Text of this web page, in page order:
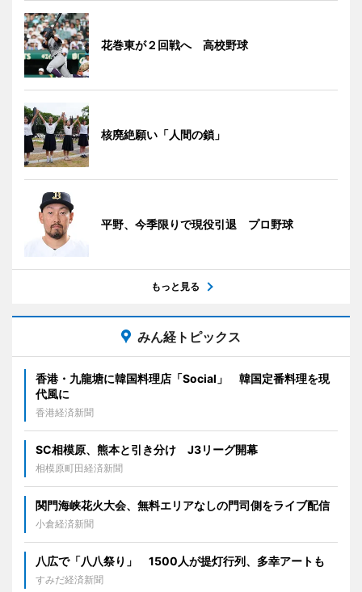
花巻東が２回戦へ 高校野球
核廃絶願い「人間の鎖」
平野、今季限りで現役引退 プロ野球
もっと見る
みん経トピックス
香港・九龍塘に韓国料理店「Social」 韓国定番料理を現
代風に
香港経済新聞
SC相模原、熊本と引き分け J3リーグ開幕
相模原町田経済新聞
関門海峡花火大会、無料エリアなしの門司側をライブ配信
小倉経済新聞
八広で「八八祭り」 1500人が提灯行列、多幸アートも
すみだ経済新聞